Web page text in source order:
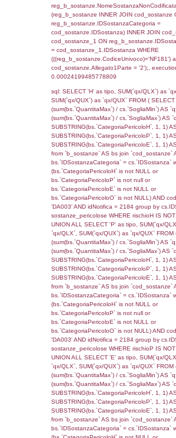
sql: SELECT
_limitrofi.DescAltro
JOIN
0.0001978874206543
sql: SELECT
rofi.DescAltro FROM
cod_territori_tipologia